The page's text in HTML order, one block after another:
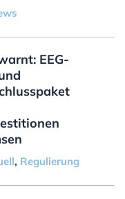
EEG-
, Regulierung